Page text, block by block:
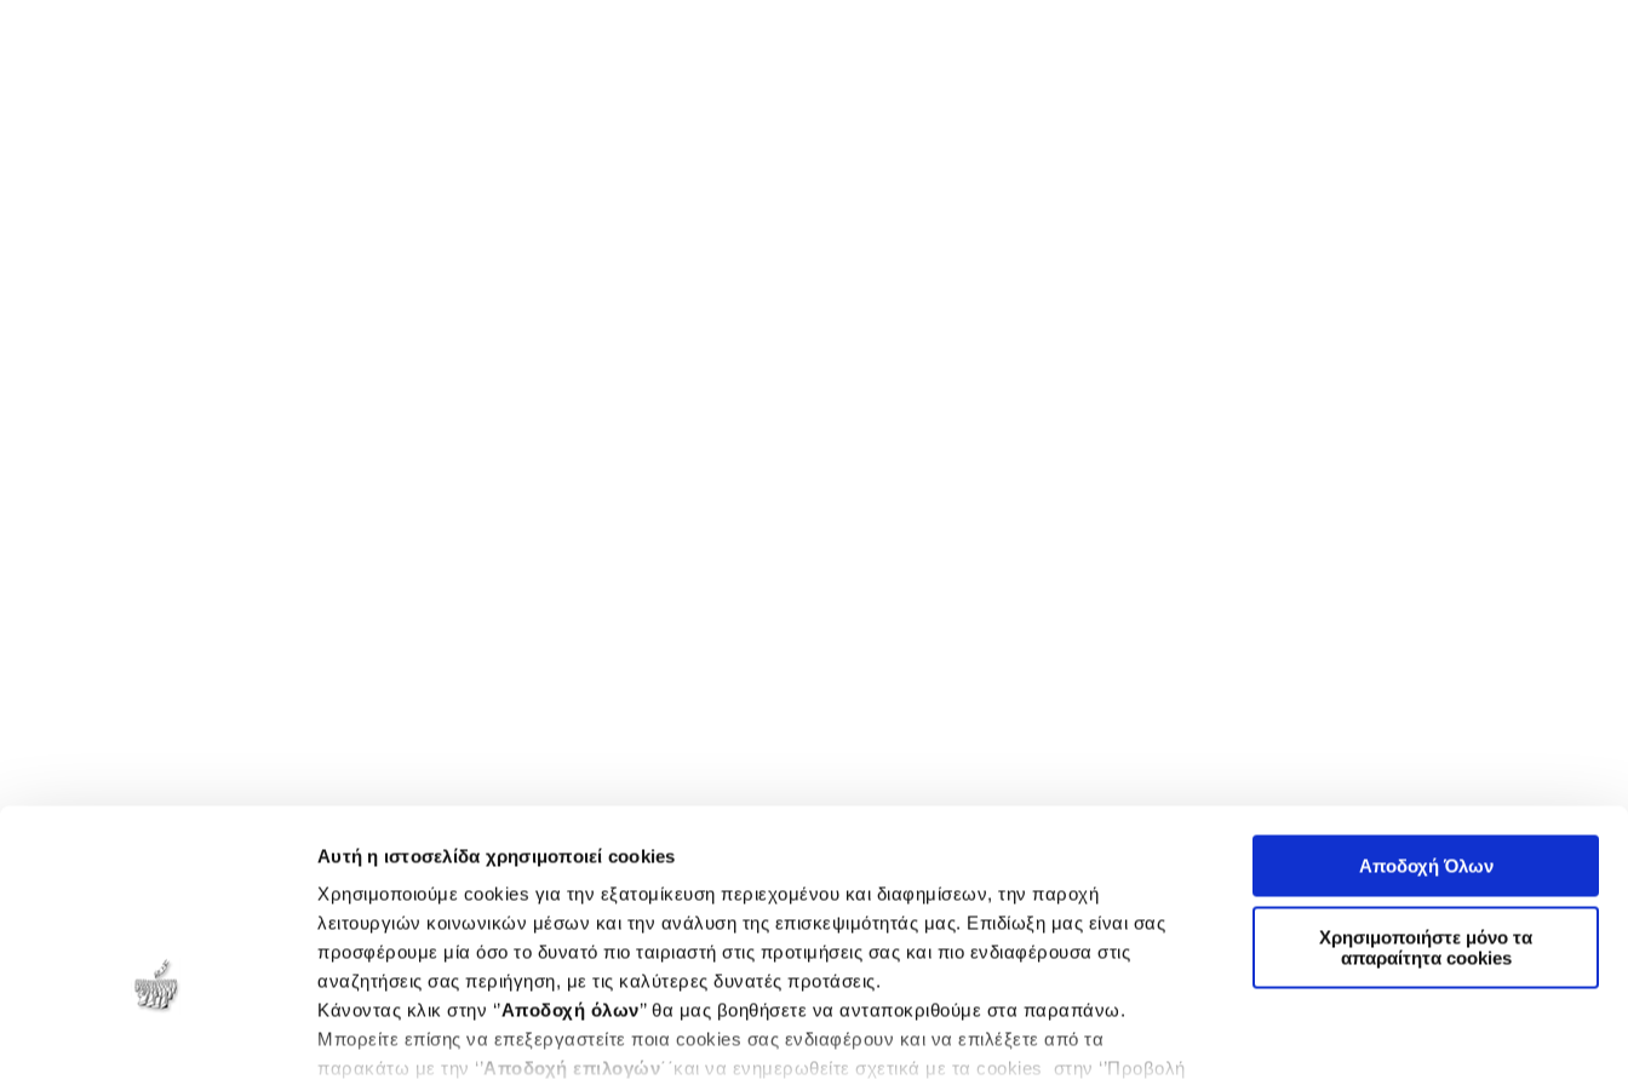
Αυτή η ιστοσελίδα χρησιμοποιεί cookies
Χρησιμοποιούμε cookies για την εξατομίκευση περιεχομένου και διαφημίσεων, την παροχή
λειτουργιών κοινωνικών μέσων και την ανάλυση της επισκεψιμότητάς μας. Επιδίωξη μας είναι σας
προσφέρουμε μία όσο το δυνατό πιο ταιριαστή στις προτιμήσεις σας και πιο ενδιαφέρουσα στις
αναζητήσεις σας περιήγηση, με τις καλύτερες δυνατές προτάσεις.
Κάνοντας κλικ στην ‘’Αποδοχή όλων’’ θα μας βοηθήσετε να ανταποκριθούμε στα παραπάνω.
Μπορείτε επίσης να επεξεργαστείτε ποια cookies σας ενδιαφέρουν και να επιλέξετε από τα
παρακάτω με την ‘’Αποδοχή επιλογών΄΄και να ενημερωθείτε σχετικά με τα cookies στην ‘’Προβολή
Αποδοχή Όλων
Χρησιμοποιήστε μόνο τα
απαραίτητα cookies